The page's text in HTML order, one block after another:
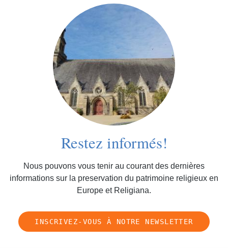
Restez informés!
Nous pouvons vous tenir au courant des dernières
informations sur la preservation du patrimoine religieux en
Europe et Religiana.
INSCRIVEZ-VOUS À NOTRE NEWSLETTER